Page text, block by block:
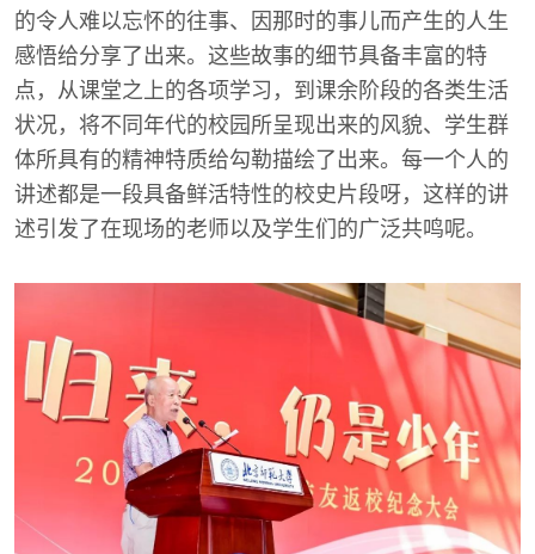
的令人难以忘怀的往事、因那时的事儿而产生的人生
感悟给分享了出来。这些故事的细节具备丰富的特
点，从课堂之上的各项学习，到课余阶段的各类生活
状况，将不同年代的校园所呈现出来的风貌、学生群
体所具有的精神特质给勾勒描绘了出来。每一个人的
讲述都是一段具备鲜活特性的校史片段呀，这样的讲
述引发了在现场的老师以及学生们的广泛共鸣呢。